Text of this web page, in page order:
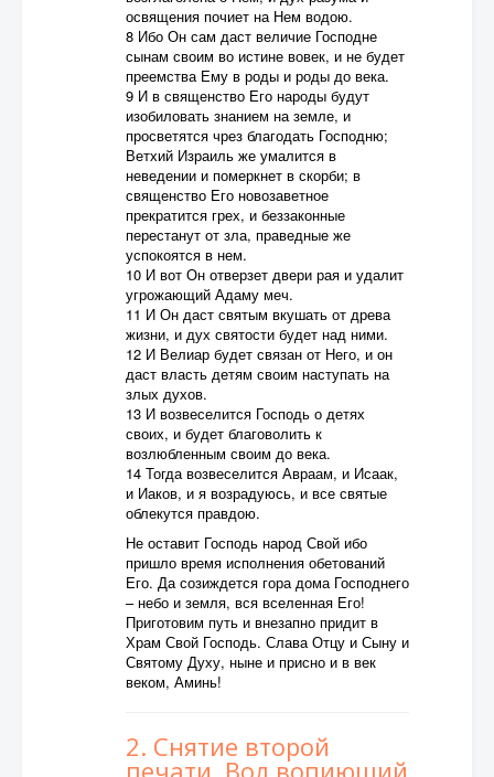
освящения почиет на Нем водою.
8 Ибо Он сам даст величие Господне
сынам своим во истине вовек, и не будет
преемства Ему в роды и роды до века.
9 И в священство Его народы будут
изобиловать знанием на земле, и
просветятся чрез благодать Господню;
Ветхий Израиль же умалится в
неведении и померкнет в скорби; в
священство Его новозаветное
прекратится грех, и беззаконные
перестанут от зла, праведные же
успокоятся в нем.
10 И вот Он отверзет двери рая и удалит
угрожающий Адаму меч.
11 И Он даст святым вкушать от древа
жизни, и дух святости будет над ними.
12 И Велиар будет связан от Него, и он
даст власть детям своим наступать на
злых духов.
13 И возвеселится Господь о детях
своих, и будет благоволить к
возлюбленным своим до века.
14 Тогда возвеселится Авраам, и Исаак,
и Иаков, и я возрадуюсь, и все святые
облекутся правдою.
Не оставит Господь народ Свой ибо
пришло время исполнения обетований
Его. Да созиждется гора дома Господнего
– небо и земля, вся вселенная Его!
Приготовим путь и внезапно придит в
Храм Свой Господь. Слава Отцу и Сыну и
Святому Духу, ныне и присно и в век
веком, Аминь!
2. Снятие второй